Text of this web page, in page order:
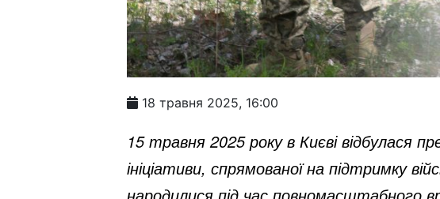
18 травня 2025, 16:00
15 травня 2025 року в Києві відбулася
ініціативи, спрямованої на підтримку
народилися під час повномасштабного